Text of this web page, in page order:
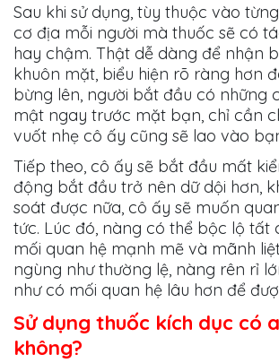
Sau khi sử dụng, tùy thuộc vào
cơ địa mỗi người mà thuốc sẽ có
hay chậm. Thật dễ dàng để nhận
khuôn mặt, biểu hiện rõ ràng hơn
bừng lên, người bắt đầu có những
mật ngay trước mặt bạn, chỉ cần
vuốt nhẹ cô ấy cũng sẽ lao vào
Tiếp theo, cô ấy sẽ bắt đầu mất
động bắt đầu trở nên dữ dội hơn,
soát được nữa, cô ấy sẽ muốn
tức. Lúc đó, nàng có thể bộc lộ tất
mối quan hệ mạnh mẽ và mãnh
ngùng như thường lệ, nàng rên rỉ
như có mối quan hệ lâu hơn để
Sử dụng thuốc kích dục có
không?